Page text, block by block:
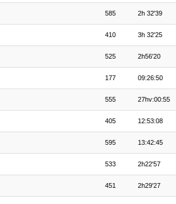
585 2h 32'39
410 3h 32'25
525 2h56'20
177 09:26:50
555 27hv:00:55
405 12:53:08
595 13:42:45
533 2h22'57
451 2h29'27